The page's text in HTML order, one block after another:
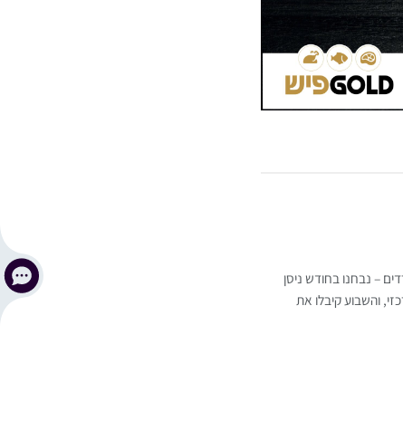
– נבחנו בחודש ניסן
והשבוע קיבלו את